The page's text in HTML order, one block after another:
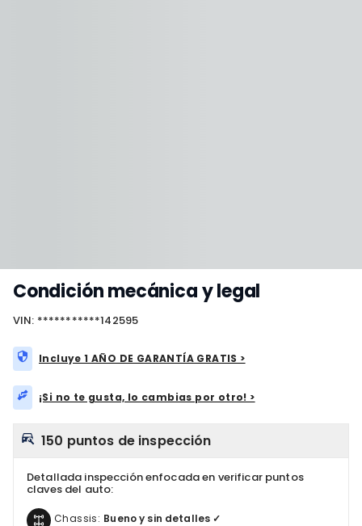
Condición mecánica y legal
VIN: ***********142595
Incluye 1 AÑO DE GARANTÍA GRATIS >
¡Si no te gusta, lo cambias por otro! >
150 puntos de inspección
Detallada inspección enfocada en verificar puntos
claves del auto:
Chassis: Bueno y sin detalles ✓